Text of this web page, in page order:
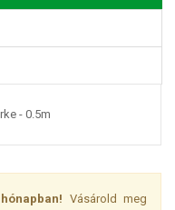
- 0.5m
Vásárold meg